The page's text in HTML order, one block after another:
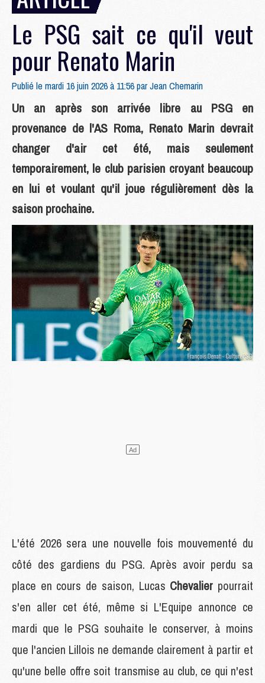
Le PSG sait ce qu'il veut
pour Renato Marin
Publié le mardi 16 juin 2026 à 11:56 parJean Chemarin
Un an après son arrivée libre au PSG en
provenance de l'AS Roma, Renato Marin devrait
changer d'air cet été, mais seulement
temporairement, le club parisien croyant beaucoup
en lui et voulant qu'il joue régulièrement dès la
saison prochaine.
L'été 2026 sera une nouvelle fois mouvementé du
côté des gardiens du PSG. Après avoir perdu sa
place en cours de saison, Lucas Chevalier pourrait
s'en aller cet été, même si L'Equipe annonce ce
mardi que le PSG souhaite le conserver, à moins
que l'ancien Lillois ne demande clairement à partir et
qu'une belle offre soit transmise au club, ce qui n'est